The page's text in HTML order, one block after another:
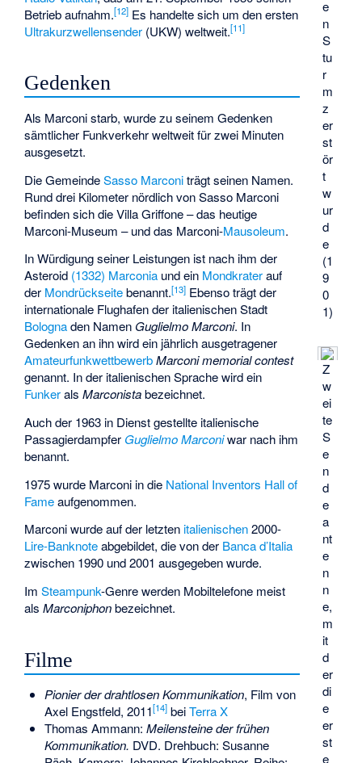
e
n
S
tu
r
m
z
er
st
ör
t
w
ur
d
e
(1
9
0
1)
Z
w
ei
te
S
e
n
d
e
a
nt
e
n
n
e,
m
it
d
er
di
e
er
st
e
Betrieb aufnahm.[12] Es handelte sich um den ersten
Ultrakurzwellensender (UKW) weltweit.[11]
Gedenken
Als Marconi starb, wurde zu seinem Gedenken
sämtlicher Funkverkehr weltweit für zwei Minuten
ausgesetzt.
Die GemeindeSasso Marconiträgt seinen Namen.
Rund drei Kilometer nördlich von Sasso Marconi
befinden sich dieVilla Griffone– das heutige
Marconi-Museum – und das Marconi-Mausoleum.
In Würdigung seiner Leistungen ist nach ihm der
Asteroid (1332) Marconia und ein Mondkraterauf
der Mondrückseitebenannt.[13] Ebenso trägt der
internationale Flughafen der italienischen Stadt
Bolognaden Namen Guglielmo Marconi. In
Gedenken an ihn wird ein jährlich ausgetragener
Amateurfunkwettbewerb Marconi memorial contest
genannt. In der italienischen Sprache wird ein
FunkeralsMarconistabezeichnet.
Auch der 1963 in Dienst gestellte italienische
Passagierdampfer Guglielmo Marconiwar nach ihm
benannt.
1975 wurde Marconi in die National Inventors Hall of
Fameaufgenommen.
Marconi wurde auf der letzten italienischen2000-
Lire-Banknoteabgebildet, die von der Banca d’Italia
zwischen 1990 und 2001 ausgegeben wurde.
ImSteampunk-Genre werden Mobiltelefone meist
alsMarconiphonbezeichnet.
Filme
Pionier der drahtlosen Kommunikation, Film von
Axel Engstfeld, 2011[14]beiTerra X
Thomas Ammann: Meilensteine der frühen
Kommunikation. DVD. Drehbuch: Susanne